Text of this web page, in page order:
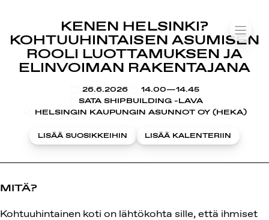
sisältöön
KENEN HELSINKI?
KOHTUUHINTAISEN ASUMISEN
ROOLI LUOTTAMUKSEN JA
ELINVOIMAN RAKENTAJANA
26.6.2026
KLO
14.00—14.45
SATA SHIPBUILDING -LAVA
HELSINGIN KAUPUNGIN ASUNNOT OY (HEKA)
LISÄÄ SUOSIKKEIHIN LISÄÄ KALENTERIIN
MITÄ?
Kohtuuhintainen koti on lähtökohta sille, että ihmiset